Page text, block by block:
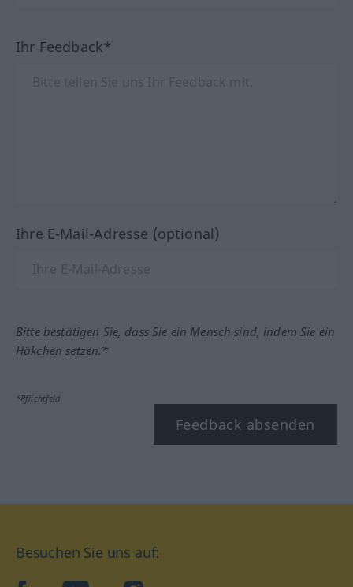
Ihr Feedback*
Ihre E-Mail-Adresse (optional)
Bitte bestätigen Sie, dass Sie ein Mensch sind, indem Sie ein
Häkchen setzen.*
*Pflichtfeld
Feedback absenden
Besuchen Sie uns auf: